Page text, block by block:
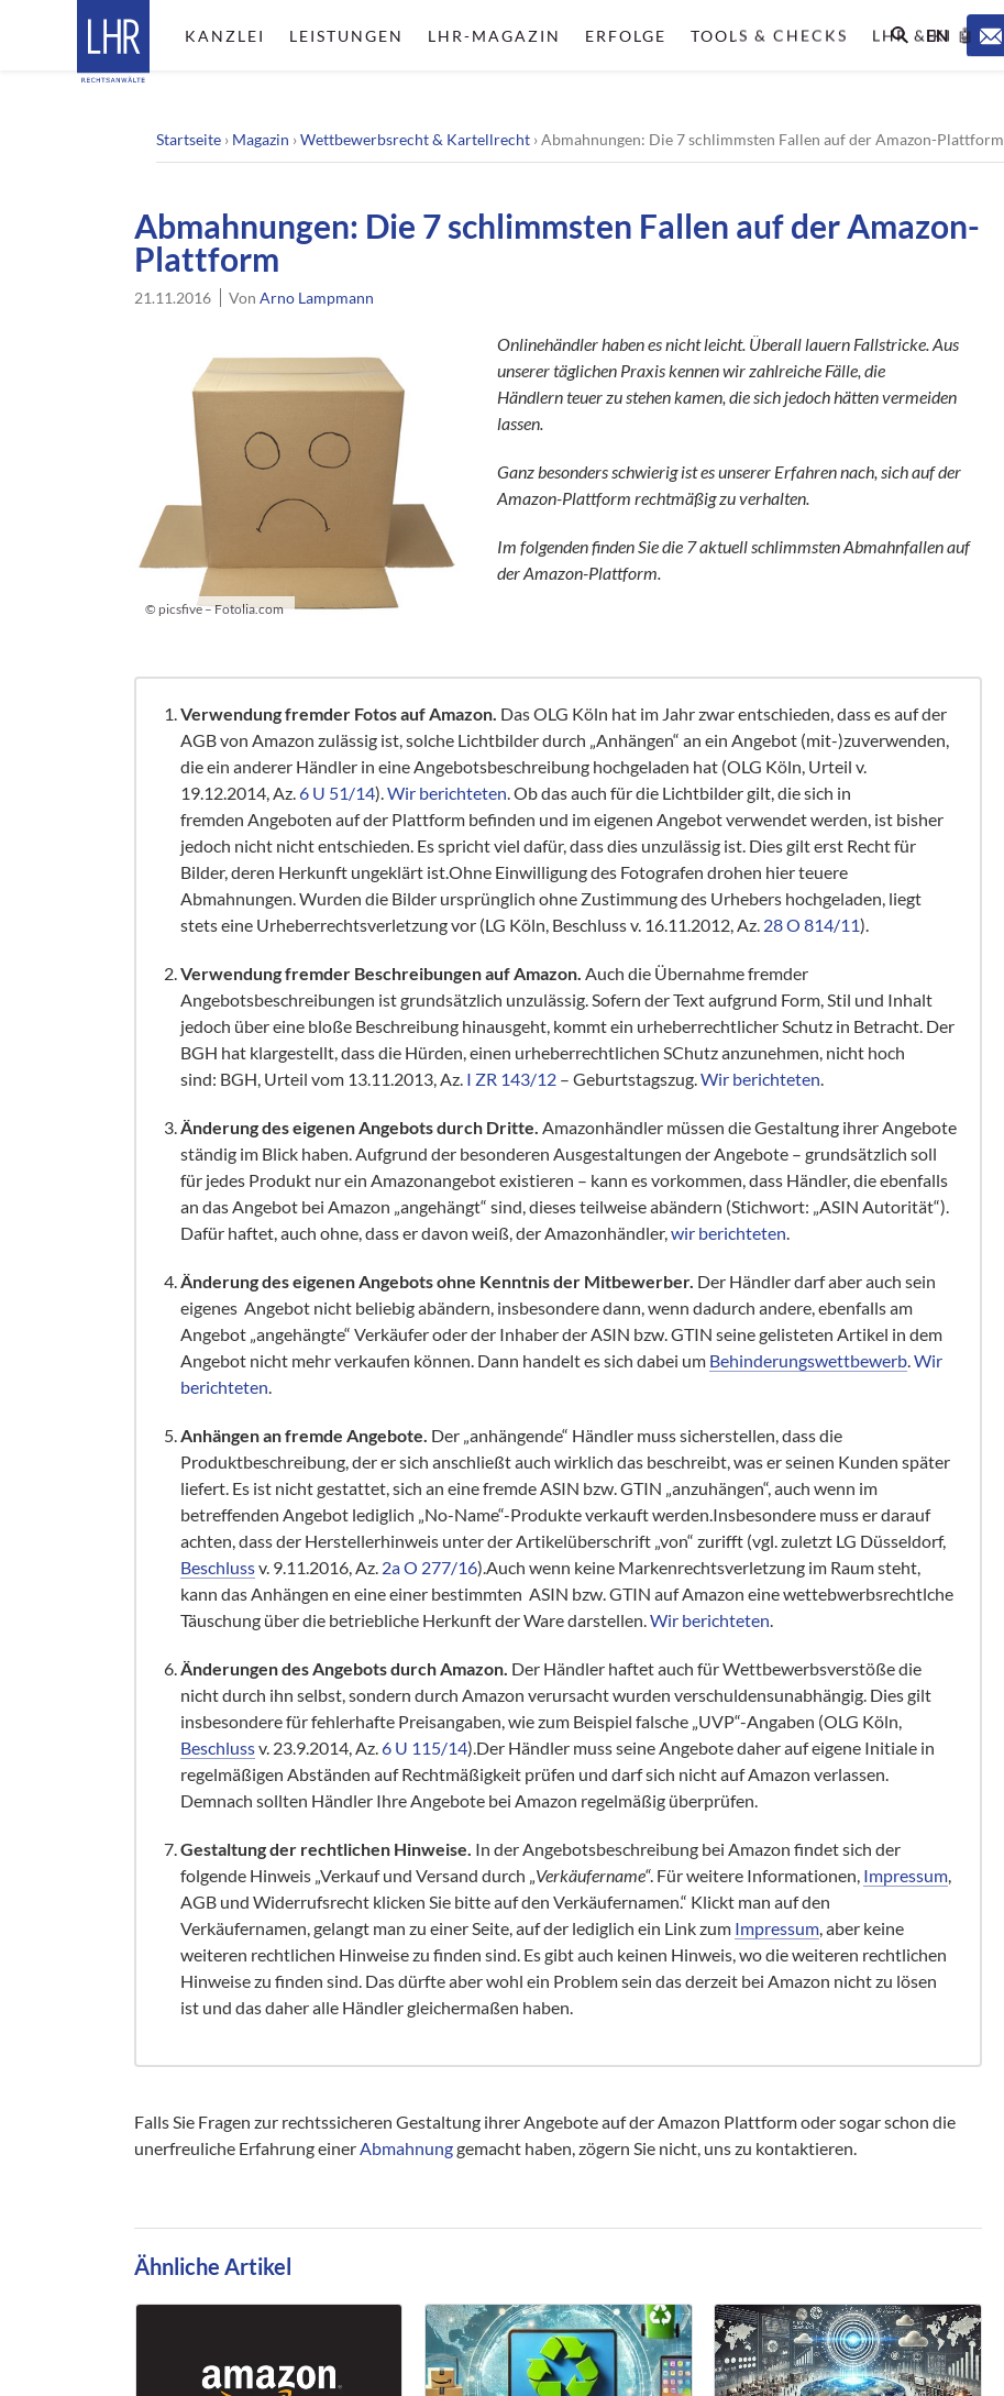
KANZLEI LEISTUNGEN LHR-MAGAZIN ERFOLGE TOOLS & CHECKS LHR & KI 🤖
EN
Startseite › Magazin ›Wettbewerbsrecht & Kartellrecht ›Abmahnungen: Die 7 schlimmsten Fallen auf der Amazon-Plattform
Abmahnungen: Die 7 schlimmsten Fallen auf der Amazon-
Plattform
21.11.2016 VonArno Lampmann
© picsfive – Fotolia.com
Onlinehändler haben es nicht leicht. Überall lauern Fallstricke. Aus
unserer täglichen Praxis kennen wir zahlreiche Fälle, die
Händlern teuer zu stehen kamen, die sich jedoch hätten vermeiden
lassen.
Ganz besonders schwierig ist es unserer Erfahren nach, sich auf der
Amazon-Plattform rechtmäßig zu verhalten.
Im folgenden finden Sie die 7 aktuell schlimmsten Abmahnfallen auf
der Amazon-Plattform.
Verwendung fremder Fotos auf Amazon. Das OLG Köln hat im Jahr zwar entschieden, dass es auf der
AGB von Amazon zulässig ist, solche Lichtbilder durch „Anhängen“ an ein Angebot (mit-)zuverwenden,
die ein anderer Händler in eine Angebotsbeschreibung hochgeladen hat (OLG Köln, Urteil v.
19.12.2014, Az.6 U 51/14).Wir berichteten . Ob das auch für die Lichtbilder gilt, die sich in
fremden Angeboten auf der Plattform befinden und im eigenen Angebot verwendet werden, ist bisher
jedoch nicht nicht entschieden. Es spricht viel dafür, dass dies unzulässig ist. Dies gilt erst Recht für
Bilder, deren Herkunft ungeklärt ist.Ohne Einwilligung des Fotografen drohen hier teuere
Abmahnungen. Wurden die Bilder ursprünglich ohne Zustimmung des Urhebers hochgeladen, liegt
stets eine Urheberrechtsverletzung vor (LG Köln, Beschluss v. 16.11.2012, Az. 28 O 814/11).
Verwendung fremder Beschreibungen auf Amazon. Auch die Übernahme fremder
Angebotsbeschreibungen ist grundsätzlich unzulässig. Sofern der Text aufgrund Form, Stil und Inhalt
jedoch über eine bloße Beschreibung hinausgeht, kommt ein urheberrechtlicher Schutz in Betracht. Der
BGH hat klargestellt, dass die Hürden, einen urheberrechtlichen SChutz anzunehmen, nicht hoch
sind: BGH, Urteil vom 13.11.2013, Az. I ZR 143/12 – Geburtstagszug.Wir berichteten
Änderung des eigenen Angebots durch Dritte. Amazonhändler müssen die Gestaltung ihrer Angebote
ständig im Blick haben. Aufgrund der besonderen Ausgestaltungen der Angebote – grundsätzlich soll
für jedes Produkt nur ein Amazonangebot existieren – kann es vorkommen, dass Händler, die ebenfalls
an das Angebot bei Amazon „angehängt“ sind, dieses teilweise abändern (Stichwort: „ASIN Autorität“).
Dafür haftet, auch ohne, dass er davon weiß, der Amazonhändler,wir berichteten
Änderung des eigenen Angebots ohne Kenntnis der Mitbewerber. Der Händler darf aber auch sein
eigenes Angebot nicht beliebig abändern, insbesondere dann, wenn dadurch andere, ebenfalls am
Angebot „angehängte“ Verkäufer oder der Inhaber der ASIN bzw. GTIN seine gelisteten Artikel in dem
Angebot nicht mehr verkaufen können. Dann handelt es sich dabei um Behinderungswettbewerb .Wir
berichteten
Anhängen an fremde Angebote. Der „anhängende“ Händler muss sicherstellen, dass die
Produktbeschreibung, der er sich anschließt auch wirklich das beschreibt, was er seinen Kunden später
liefert. Es ist nicht gestattet, sich an eine fremde ASIN bzw. GTIN „anzuhängen“, auch wenn im
betreffenden Angebot lediglich „No-Name“-Produkte verkauft werden.Insbesondere muss er darauf
achten, dass der Herstellerhinweis unter der Artikelüberschrift „von“ zurifft (vgl. zuletzt LG Düsseldorf,
Beschlussv. 9.11.2016, Az. 2a O 277/16).Auch wenn keine Markenrechtsverletzung im Raum steht,
kann das Anhängen en eine einer bestimmten ASIN bzw. GTIN auf Amazon eine wettebwerbsrechtlche
Täuschung über die betriebliche Herkunft der Ware darstellen.Wir berichteten
Änderungen des Angebots durch Amazon. Der Händler haftet auch für Wettbewerbsverstöße die
nicht durch ihn selbst, sondern durch Amazon verursacht wurden verschuldensunabhängig. Dies gilt
insbesondere für fehlerhafte Preisangaben, wie zum Beispiel falsche „UVP“-Angaben (OLG Köln,
Beschlussv. 23.9.2014, Az.6 U 115/14).Der Händler muss seine Angebote daher auf eigene Initiale in
regelmäßigen Abständen auf Rechtmäßigkeit prüfen und darf sich nicht auf Amazon verlassen.
Demnach sollten Händler Ihre Angebote bei Amazon regelmäßig überprüfen.
Gestaltung der rechtlichen Hinweise. In der Angebotsbeschreibung bei Amazon findet sich der
folgende Hinweis „Verkauf und Versand durch „ Verkäufername“. Für weitere Informationen, Impressum
AGB und Widerrufsrecht klicken Sie bitte auf den Verkäufernamen.“ Klickt man auf den
Verkäufernamen, gelangt man zu einer Seite, auf der lediglich ein Link zum Impressum , aber keine
weiteren rechtlichen Hinweise zu finden sind. Es gibt auch keinen Hinweis, wo die weiteren rechtlichen
Hinweise zu finden sind. Das dürfte aber wohl ein Problem sein das derzeit bei Amazon nicht zu lösen
ist und das daher alle Händler gleichermaßen haben.
Falls Sie Fragen zur rechtssicheren Gestaltung ihrer Angebote auf der Amazon Plattform oder sogar schon die
unerfreuliche Erfahrung einer Abmahnunggemacht haben, zögern Sie nicht, uns zu kontaktieren.
Ähnliche Artikel